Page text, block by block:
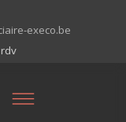
execo.be